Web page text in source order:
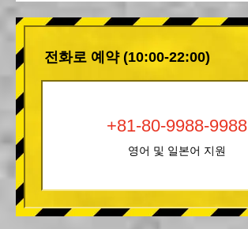
전화로 예약 (10:00-22:00)
+81-80-9988-9988
영어 및 일본어 지원